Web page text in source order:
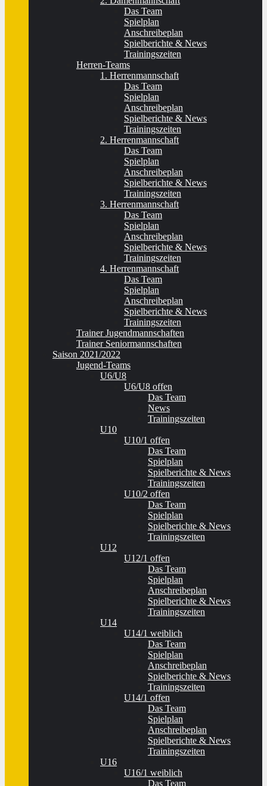
Das Team
Spielplan
Anschreibeplan
Spielberichte & News
Trainingszeiten
Herren-Teams
1. Herrenmannschaft
Das Team
Spielplan
Anschreibeplan
Spielberichte & News
Trainingszeiten
2. Herrenmannschaft
Das Team
Spielplan
Anschreibeplan
Spielberichte & News
Trainingszeiten
3. Herrenmannschaft
Das Team
Spielplan
Anschreibeplan
Spielberichte & News
Trainingszeiten
4. Herrenmannschaft
Das Team
Spielplan
Anschreibeplan
Spielberichte & News
Trainingszeiten
Trainer Jugendmannschaften
Trainer Seniormannschaften
Saison 2021/2022
Jugend-Teams
U6/U8
U6/U8 offen
Das Team
News
Trainingszeiten
U10
U10/1 offen
Das Team
Spielplan
Spielberichte & News
Trainingszeiten
U10/2 offen
Das Team
Spielplan
Spielberichte & News
Trainingszeiten
U12
U12/1 offen
Das Team
Spielplan
Anschreibeplan
Spielberichte & News
Trainingszeiten
U14
U14/1 weiblich
Das Team
Spielplan
Anschreibeplan
Spielberichte & News
Trainingszeiten
U14/1 offen
Das Team
Spielplan
Anschreibeplan
Spielberichte & News
Trainingszeiten
U16
U16/1 weiblich
Das Team